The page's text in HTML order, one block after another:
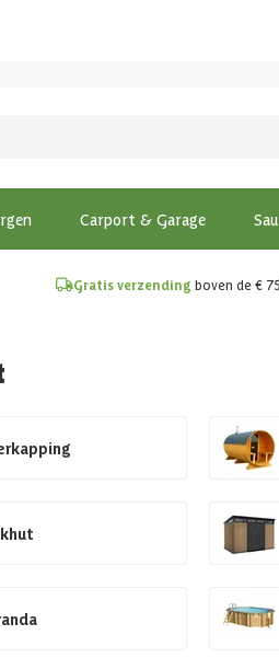
Carport & Garage
Gratis verzending boven de €